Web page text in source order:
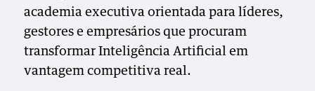
academia executiva orientada para líderes,
gestores e empresários que procuram
transformar Inteligência Artificial em
vantagem competitiva real.